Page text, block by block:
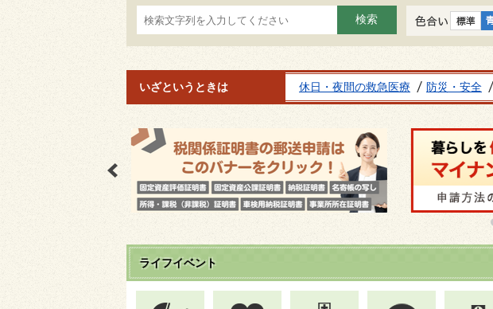
色合い
いざというときは 休日・夜間の救急医療 防災・安全
ライフイベント